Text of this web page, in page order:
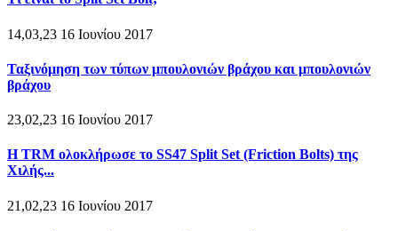
14,03,23 16 Ιουνίου 2017
Ταξινόμηση των τύπων μπουλονιών βράχου και μπουλονιών
βράχου
23,02,23 16 Ιουνίου 2017
Η TRM ολοκλήρωσε το SS47 Split Set (Friction Bolts) της
Χιλής...
21,02,23 16 Ιουνίου 2017